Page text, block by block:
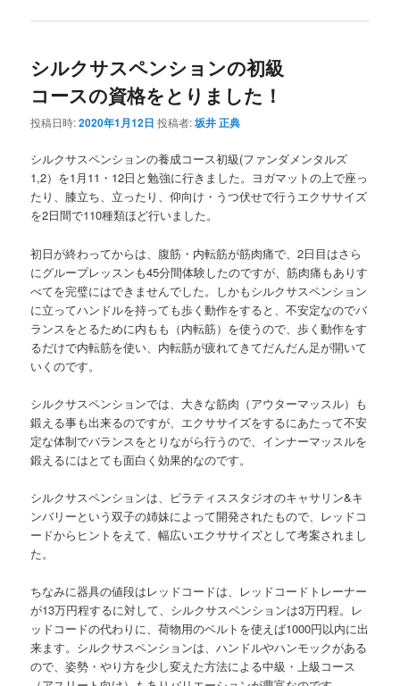
シルクサスペンションの初級
コースの資格をとりました！
投稿日時:2020年1月12日 投稿者:坂井 正典
シルクサスペンションの養成コース初級(ファンダメンタルズ
1,2）を1月11・12日と勉強に行きました。ヨガマットの上で座っ
たり、膝立ち、立ったり、仰向け・うつ伏せで行うエクササイズ
を2日間で110種類ほど行いました。
初日が終わってからは、腹筋・内転筋が筋肉痛で、2日目はさら
にグループレッスンも45分間体験したのですが、筋肉痛もありす
べてを完璧にはできませんでした。しかもシルクサスペンション
に立ってハンドルを持っても歩く動作をすると、不安定なのでバ
ランスをとるために内もも（内転筋）を使うので、歩く動作をす
るだけで内転筋を使い、内転筋が疲れてきてだんだん足が開いて
いくのです。
シルクサスペンションでは、大きな筋肉（アウターマッスル）も
鍛える事も出来るのですが、エクササイズをするにあたって不安
定な体制でバランスをとりながら行うので、インナーマッスルを
鍛えるにはとても面白く効果的なのです。
シルクサスペンションは、ピラティススタジオのキャサリン&キ
ンバリーという双子の姉妹によって開発されたもので、レッドコ
ードからヒントをえて、幅広いエクササイズとして考案されまし
た。
ちなみに器具の値段はレッドコードは、レッドコードトレーナー
が13万円程するに対して、シルクサスペンションは3万円程。レ
ッドコードの代わりに、荷物用のベルトを使えば1000円以内に出
来ます。シルクサスペンションは、ハンドルやハンモックがある
ので、姿勢・やり方を少し変えた方法による中級・上級コース